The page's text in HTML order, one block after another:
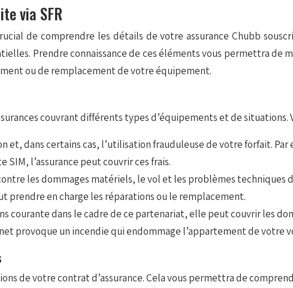
via SFR
de comprendre les détails de votre assurance Chubb
Prendre connaissance de ces éléments vous permettra
ou de remplacement de votre équipement.
couvrant différents types d’équipements et de situations.
et, dans certains cas, l’utilisation frauduleuse de votre forfait.
SIM, l’assurance peut couvrir ces frais.
les dommages matériels, le vol et les problèmes
prendre en charge les réparations ou le remplacement.
courante dans le cadre de ce partenariat, elle peut couvrir les
provoque un incendie qui endommage l’appartement de votre
de votre contrat d’assurance. Cela vous permettra de